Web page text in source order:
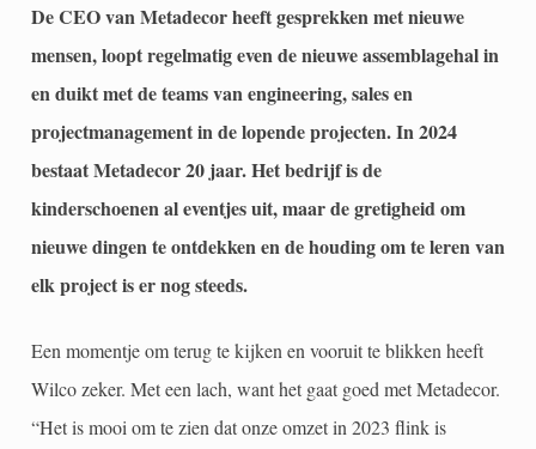
De CEO van Metadecor heeft gesprekken met nieuwe
mensen, loopt regelmatig even de nieuwe assemblagehal in
en duikt met de teams van engineering, sales en
projectmanagement in de lopende projecten. In 2024
bestaat Metadecor 20 jaar. Het bedrijf is de
kinderschoenen al eventjes uit, maar de gretigheid om
nieuwe dingen te ontdekken en de houding om te leren van
elk project is er nog steeds.
Een momentje om terug te kijken en vooruit te blikken heeft
Wilco zeker. Met een lach, want het gaat goed met Metadecor.
“Het is mooi om te zien dat onze omzet in 2023 flink is